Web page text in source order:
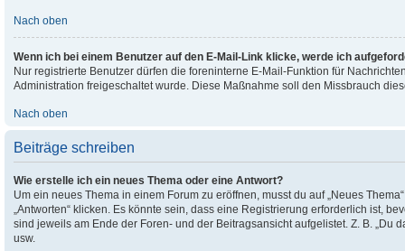
Nach oben
Wenn ich bei einem Benutzer auf den E-Mail-Link klicke, werde ich
Nur registrierte Benutzer dürfen die foreninterne E-Mail-Funktion für
Administration freigeschaltet wurde. Diese Maßnahme soll den Missbrauch
Nach oben
Beiträge schreiben
Wie erstelle ich ein neues Thema oder eine Antwort?
Um ein neues Thema in einem Forum zu eröffnen, musst du auf „Neues
„Antworten“ klicken. Es könnte sein, dass eine Registrierung erforderlich ist,
sind jeweils am Ende der Foren- und der Beitragsansicht aufgelistet. Z. B. „Du
usw.